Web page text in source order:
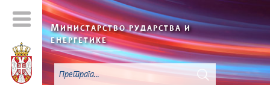
МИНИСТАРСТВО РУДАРСТВА И
ЕНЕРГЕТИКЕ